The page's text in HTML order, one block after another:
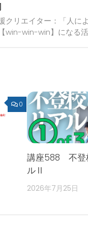
クリエイター：「人に
win-win-win】になる活
0
講座588 不登
ルⅡ
2026年7月25日